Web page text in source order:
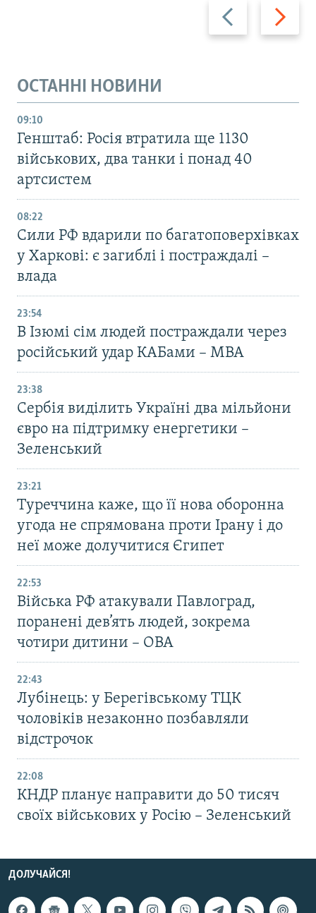
Назад Вперед
ОСТАННІ НОВИНИ
09:10
Генштаб: Росія втратила ще 1130
військових, два танки і понад 40
артсистем
08:22
Сили РФ вдарили по багатоповерхівках
у Харкові: є загиблі і постраждалі –
влада
23:54
В Ізюмі сім людей постраждали через
російський удар КАБами – МВА
23:38
Сербія виділить Україні два мільйони
євро на підтримку енергетики –
Зеленський
23:21
Туреччина каже, що її нова оборонна
угода не спрямована проти Ірану і до
неї може долучитися Єгипет
22:53
Війська РФ атакували Павлоград,
поранені дев’ять людей, зокрема
чотири дитини – ОВА
22:43
Лубінець: у Берегівському ТЦК
чоловіків незаконно позбавляли
відстрочок
22:08
КНДР планує направити до 50 тисяч
своїх військових у Росію – Зеленський
ДОЛУЧАЙСЯ!